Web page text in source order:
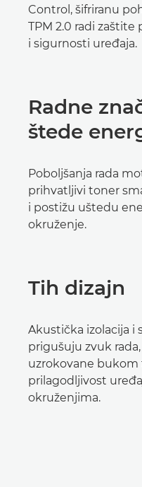
Control, šifriranu
TPM 2.0 radi
i sigurnosti uređaja.
Radne
štede
Poboljšanja rada
prihvatljivi toner
i postižu uštedu
okruženje.
Tih dizajn
Akustička izolacija i
prigušuju zvuk
uzrokovane bukom
prilagodljivost
okruženjima.